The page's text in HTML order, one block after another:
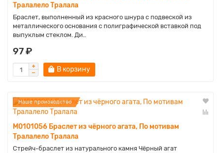
Тралалело Тралала
Браслет, выполненный из красного шнура с подвеской из
металлического основания с полиграфической вставкой под
выпуклым стеклом. Ди..
97 ₽
В корзину
Наше производство
M0101056 Браслет из чёрного агата, По мотивам
Тралалело Тралала
Стрейч-браслет из натурального камня Чёрный агат